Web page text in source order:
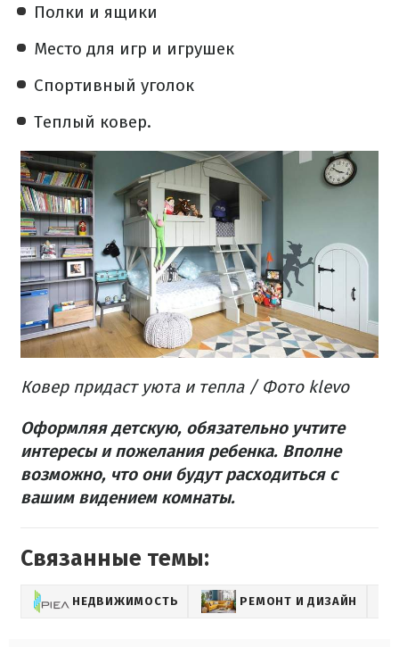
Полки и ящики
Место для игр и игрушек
Спортивный уголок
Теплый ковер.
Ковер придаст уюта и тепла / Фото klevo
Оформляя детскую, обязательно учтите
интересы и пожелания ребенка. Вполне
возможно, что они будут расходиться с
вашим видением комнаты.
Связанные темы:
НЕДВИЖИМОСТЬ РЕМОНТ И ДИЗАЙН